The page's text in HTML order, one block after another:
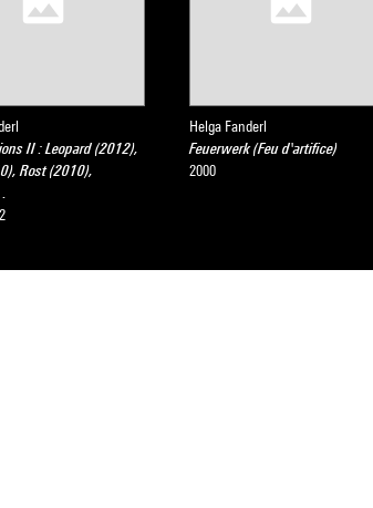
II : Leopard (2012),
Rost (2010),
Helga Fanderl
Feuerwerk (Feu d'artifice)
2000